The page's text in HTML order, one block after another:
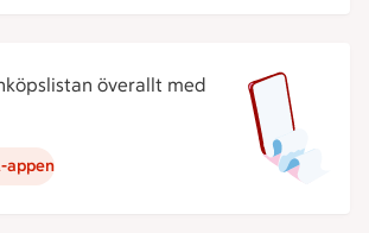
överallt med
appen